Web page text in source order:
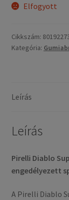
Elfogyott
Cikkszám:
Kategória:
Leírás
Leírás
Pirelli Diablo
engedélyezett
A Pirelli Diablo